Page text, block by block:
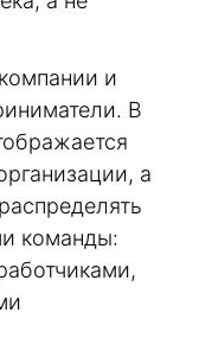
и
В
а
команды: